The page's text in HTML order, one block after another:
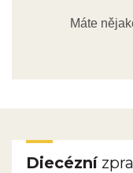
Máte
Diecézní